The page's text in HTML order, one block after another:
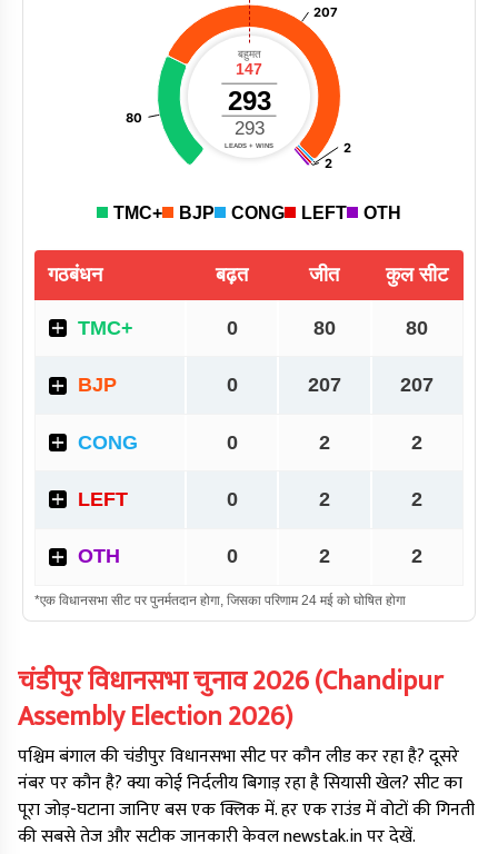
चंडीपुरविधानसभा चुनाव2026(Chandipur
Assembly Election2026)
पश्चिम बंगालकीचंडीपुरविधानसभा सीट पर कौन लीड कर रहा है? दूसरे
नंबर पर कौन है? क्या कोई निर्दलीय बिगाड़ रहा है सियासी खेल? सीट का
पूरा जोड़-घटाना जानिए बस एक क्लिक में. हर एक राउंड में वोटों की गिनती
की सबसे तेज और सटीक जानकारी केवल newstak.in पर देखें.